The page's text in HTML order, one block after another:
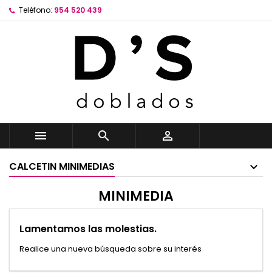
Teléfono: 954 520 439
  
CALCETIN MINIMEDIAS
MINIMEDIA
Lamentamos las molestias.
Realice una nueva búsqueda sobre su interés